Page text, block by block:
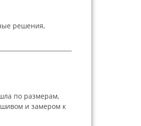
решения,
по размерам,
и замером к